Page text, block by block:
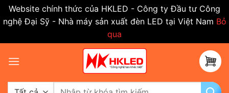
Website chính thức của HKLED - Công ty Đầu tư Công
nghệ Đại Sỹ - Nhà máy sản xuất đèn LED tại Việt Nam Bỏ
qua
qua
dung
Tìm